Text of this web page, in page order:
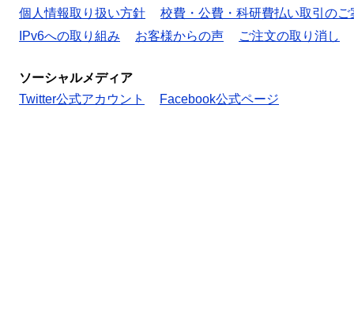
個人情報取り扱い方針
校費・公費・科研費払い取引のご
IPv6への取り組み
お客様からの声 ご注文の取り消し
ソーシャルメディア
Twitter公式アカウント
Facebook公式ページ